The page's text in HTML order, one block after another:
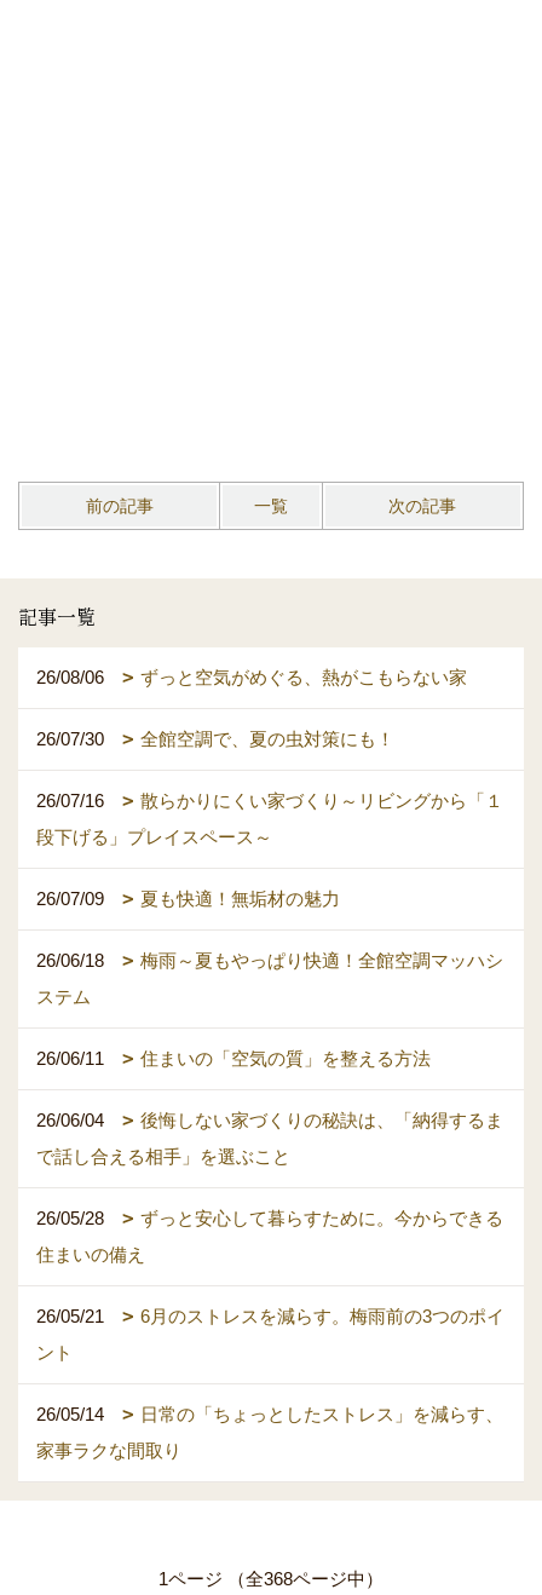
前の記事 一覧 次の記事
記事一覧
26/08/06 ずっと空気がめぐる、熱がこもらない家
26/07/30 全館空調で、夏の虫対策にも！
26/07/16
散らかりにくい家づくり～リビングから「１
段下げる」プレイスペース～
26/07/09 夏も快適！無垢材の魅力
26/06/18
梅雨～夏もやっぱり快適！全館空調マッハシ
ステム
26/06/11 住まいの「空気の質」を整える方法
26/06/04
後悔しない家づくりの秘訣は、「納得するま
で話し合える相手」を選ぶこと
26/05/28
ずっと安心して暮らすために。今からできる
住まいの備え
26/05/21
6月のストレスを減らす。梅雨前の3つのポイ
ント
26/05/14
日常の「ちょっとしたストレス」を減らす、
家事ラクな間取り
1ページ （全368ページ中）